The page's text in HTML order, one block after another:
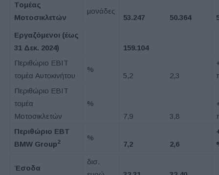
Τομέας
Μοτοσικλετών
μονάδες
53.247 50.364
Εργαζόμενοι (έως
31 Δεκ. 2024)
159.104
Περιθώριο EBIT
τομέα Αυτοκινήτου
%
5,2 2,3
Περιθώριο EBIT
τομέα
Μοτοσικλετών
%
7,9
3,8
Περιθώριο EBT
BMW Group2
%
7,2 2,6
Έσοδα
δισ.